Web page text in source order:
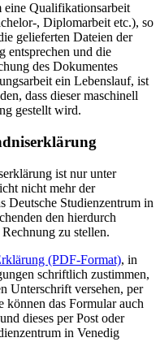
eine Qualifikationsarbeit
, Diplomarbeit etc.), so
gelieferten Dateien der
entsprechen und die
des Dokumentes
ein Lebenslauf, ist
dass dieser maschinell
gestellt wird.
ist nur unter
nicht mehr der
Deutsche Studienzentrum in
den hierdurch
zu stellen.
(PDF-Format), in
schriftlich zustimmen,
Unterschrift versehen, per
können das Formular auch
dieses per Post oder
in Venedig